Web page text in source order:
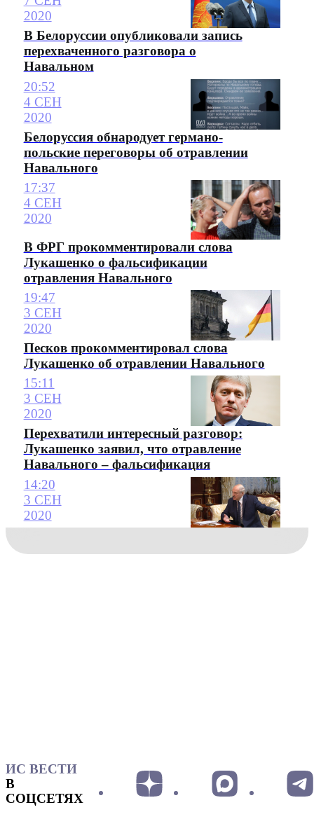
2020
В Белоруссии опубликовали запись
перехваченного разговора о
Навальном
20:52
4 СЕН
2020
Белоруссия обнародует германо-
польские переговоры об отравлении
Навального
17:37
4 СЕН
2020
В ФРГ прокомментировали слова
Лукашенко о фальсификации
отравления Навального
19:47
3 СЕН
2020
Песков прокомментировал слова
Лукашенко об отравлении Навального
15:11
3 СЕН
2020
Перехватили интересный разговор:
Лукашенко заявил, что отравление
Навального – фальсификация
14:20
3 СЕН
2020
ИС ВЕСТИ
В
СОЦСЕТЯХ